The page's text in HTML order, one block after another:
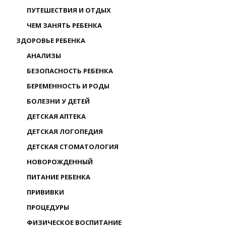
ПУТЕШЕСТВИЯ И ОТДЫХ
ЧЕМ ЗАНЯТЬ РЕБЕНКА
ЗДОРОВЬЕ РЕБЕНКА
АНАЛИЗЫ
БЕЗОПАСНОСТЬ РЕБЕНКА
БЕРЕМЕННОСТЬ И РОДЫ
БОЛЕЗНИ У ДЕТЕЙ
ДЕТСКАЯ АПТЕКА
ДЕТСКАЯ ЛОГОПЕДИЯ
ДЕТСКАЯ СТОМАТОЛОГИЯ
НОВОРОЖДЕННЫЙ
ПИТАНИЕ РЕБЕНКА
ПРИВИВКИ
ПРОЦЕДУРЫ
ФИЗИЧЕСКОЕ ВОСПИТАНИЕ